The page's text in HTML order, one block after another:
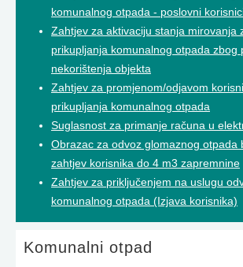
komunalnog otpada - poslovni
Zahtjev za aktivaciju stanja mirovanja
prikupljanja komunalnog otpada zbog
nekorištenja objekta
Zahtjev za promjenom/odjavom
prikupljanja komunalnog otpada
Suglasnost za primanje računa u
Obrazac za odvoz glomaznog otpada
zahtjev korisnika do 4 m3 zapremnine
Zahtjev za priključenjem na uslugu
komunalnog otpada (Izjava korisnika)
Komunalni otpad